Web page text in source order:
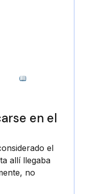
en el
el
allí llegaba
no